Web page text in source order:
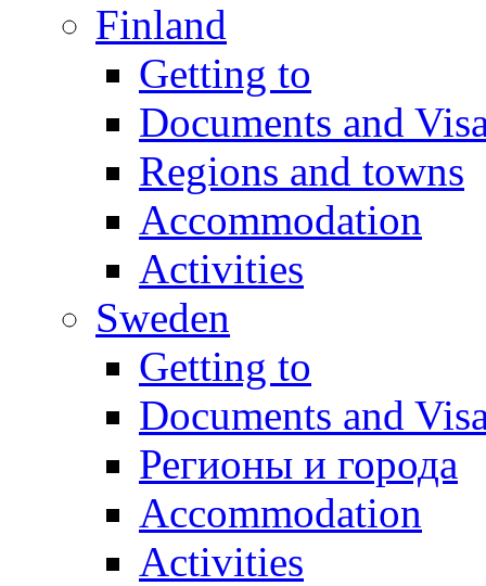
Finland
Getting to
Documents and
Regions and towns
Accommodation
Activities
Sweden
Getting to
Documents and
Регионы и города
Accommodation
Activities